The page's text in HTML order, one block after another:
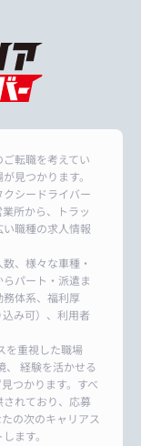
転職を考えてい
見つかります。
シードライバー
所から、トラッ
職種の求人情報
、様々な車種・
パート・派遣ま
務体系、福利厚
み可）、利用者
を重視した職場
、 経験を活かせる
つかります。すべ
されており、応募
の次のキャリアス
ます。